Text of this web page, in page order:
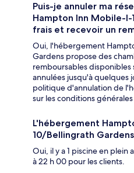
Puis-je annuler ma
Hampton Inn Mobile-
frais et recevoir un
Oui, l'hébergement
Gardens propose des
remboursables
annulées jusqu'à quelques
politique d'annulation de
sur les conditions
L'hébergement
10/Bellingrath
Oui, il y a 1 piscine en plein
à 22 h 00 pour les clients.